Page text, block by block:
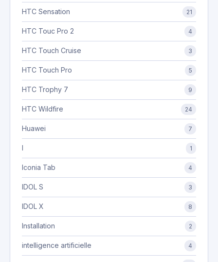
HTC Sensation 21
HTC Touc Pro 2 4
HTC Touch Cruise 3
HTC Touch Pro 5
HTC Trophy 7 9
HTC Wildfire 24
Huawei 7
I 1
Iconia Tab 4
IDOL S 3
IDOL X 8
Installation 2
intelligence artificielle 4